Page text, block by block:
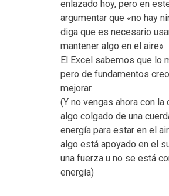
enlazado hoy, pero en
argumentar que «no hay
diga que es necesario
mantener algo en el aire»
El Excel sabemos que lo
pero de fundamentos
mejorar.
(Y no vengas ahora con la
algo colgado de una
energía para estar en el
algo está apoyado en el
una fuerza u no se está
energía)